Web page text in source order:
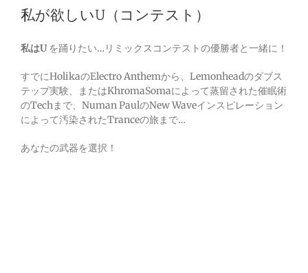
私が欲しいU（コンテスト）
私はU を踊りたい…リミックスコンテストの優勝者と一緒に！
すでにHolikaのElectro Anthemから、Lemonheadのダブス
テップ実験、またはKhromaSomaによって蒸留された催眠術
のTechまで、Numan PaulのNew Waveインスピレーション
によって汚染されたTranceの旅まで…
あなたの武器を選択！